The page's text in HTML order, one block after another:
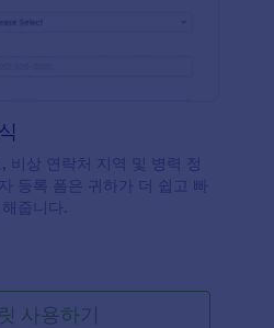
비상 연락처 지역 및 병력 정
등록 폼은 귀하가 더 쉽고 빠
줍니다.
사용하기